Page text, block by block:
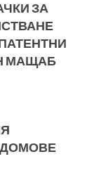
ЗА
МАЩАБ